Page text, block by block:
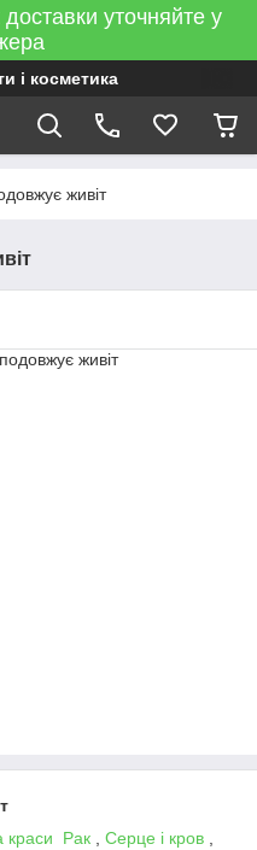
уточняйте у
і косметика
живіт
краси Рак Серце і кров